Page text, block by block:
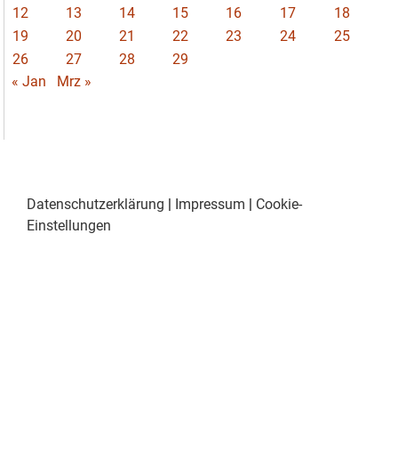
12
13 14 15 16 17
18
19
20 21 22 23 24
25
26
27 28
29
« Jan
Mrz »
Datenschutzerklärung | Impressum | Cookie-
Einstellungen